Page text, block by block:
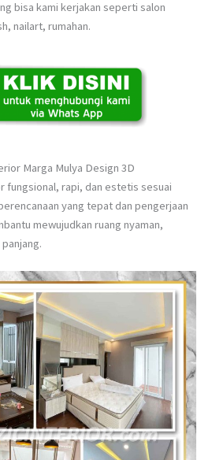
bisa kami kerjakan seperti salon
nailart, rumahan.
Marga Mulya Design 3D
fungsional, rapi, dan estetis sesuai
yang tepat dan pengerjaan
mewujudkan ruang nyaman,